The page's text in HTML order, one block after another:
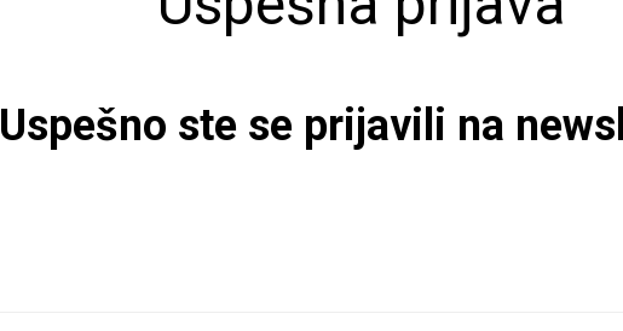
Uspešno ste se prijavili na